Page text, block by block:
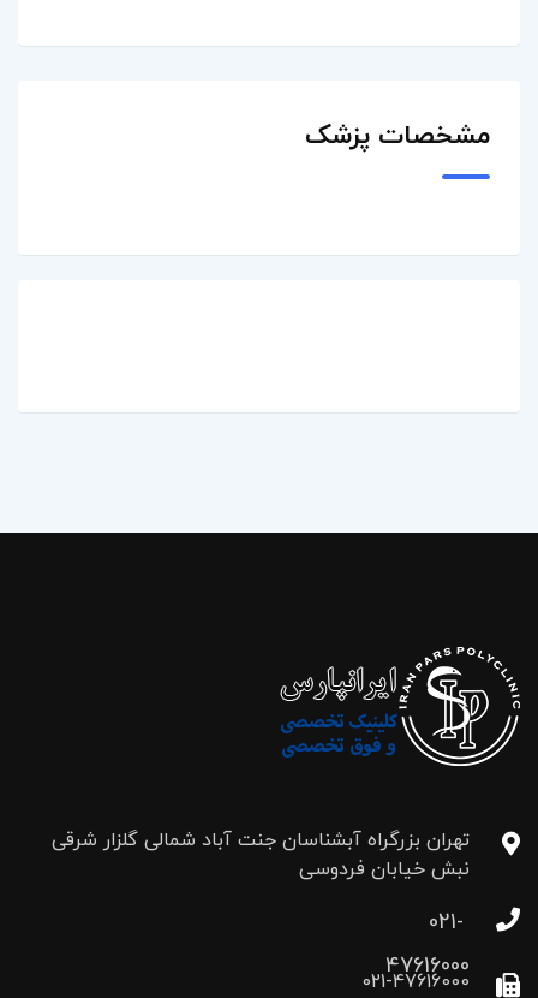
مشخصات پزشک
تهران بزرگراه آبشناسان جنت آباد شمالی گلزار شرقی
نبش خیابان فردوسی
021-
47616000
021-47616000